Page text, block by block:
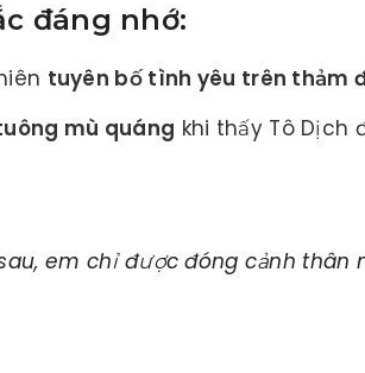
đáng nhớ:
tuyên bố tình yêu trên thảm
mù quáng khi thấy Tô Dịch
em chỉ được đóng cảnh thân